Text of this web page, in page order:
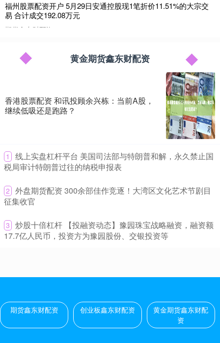
福州股票配资开户 5月29日安通控股现1笔折价11.51%的大宗交
易 合计成交192.08万元
期货鑫东财配资
宗交易成交价格2.46元，相对当日收盘价折价11.51%
炒股怎样融资 宋城演艺：IP衍生品的开发是项长期工程
证券之星消息，宋城演艺(300144)05月29日在投资者关系平台上答复
投资者关心的问题。 投资者提问：公司的老景区营收
期货鑫东财配资
2026-05-28
华鑫证券有限责任公司胡博新,任春阳,俞家宁近期对卫宁健康进行研究
关于股票配资的知识 千年古刹边的硝烟：泰柬领土争端再升级，
专家分析偶然与必然
创业板鑫东财配资
2026-06-12
关于股票配资的知识 7月26日清晨，泰国与柬埔寨边境持续三日的紧
正式上市
[汽车之家 新车上市] 4月24日，在2026北京车展上，2026款MG4(参
数|询价)迎来正式上市，共推出6款车型，售
黄金期货鑫东财配资
香港股票配资 和讯投顾余兴栋：当前A股，
继续低吸还是跑路？
1
​线上实盘杠杆平台 美国司法部与特朗普和解，永久禁止国
税局审计特朗普过往的纳税申报表
2 ​外盘期货配资 300余部佳作竞逐！大湾区文化艺术节剧目
征集收官
3 ​炒股十倍杠杆 【投融资动态】豫园珠宝战略融资，融资额
17.7亿人民币，投资方为豫园股份、交银投资等
期货鑫东财配资 创业板鑫东财配资
黄金期货鑫东财配
资